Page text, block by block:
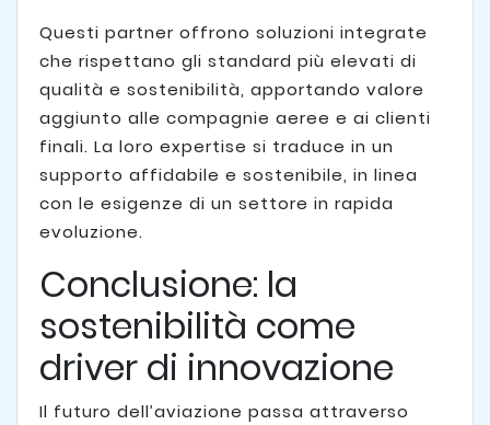
Questi partner offrono soluzioni integrate
che rispettano gli standard più elevati di
qualità e sostenibilità, apportando valore
aggiunto alle compagnie aeree e ai clienti
finali. La loro expertise si traduce in un
supporto affidabile e sostenibile, in linea
con le esigenze di un settore in rapida
evoluzione.
Conclusione: la
sostenibilità come
driver di innovazione
Il futuro dell’aviazione passa attraverso